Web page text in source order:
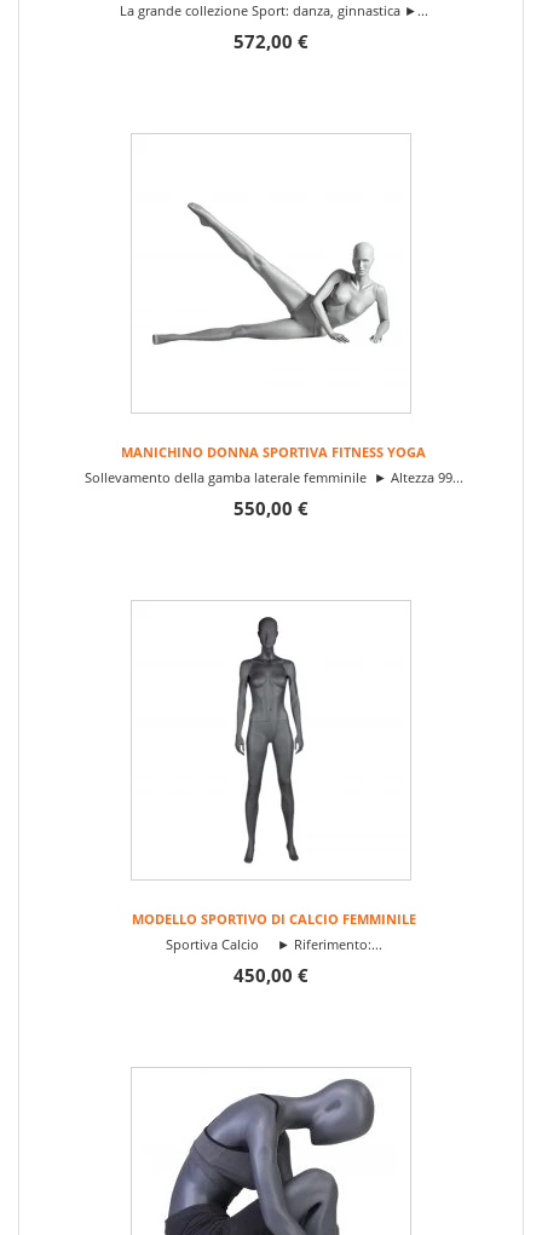
La grande collezione Sport: danza, ginnastica ►...
572,00 €
MANICHINO DONNA SPORTIVA FITNESS YOGA
Sollevamento della gamba laterale femminile ► Altezza 99...
550,00 €
MODELLO SPORTIVO DI CALCIO FEMMINILE
Sportiva Calcio ► Riferimento:...
450,00 €